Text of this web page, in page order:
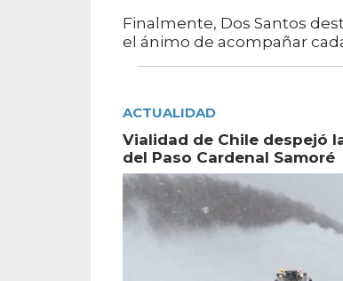
Finalmente, Dos Santos
el ánimo de acompañar
ACTUALIDAD
Vialidad de Chile despejó
del Paso Cardenal Samoré